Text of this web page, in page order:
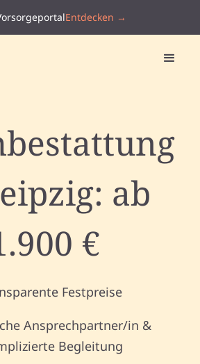
Entdecken →
ab
€
Festpreise
Ansprechpartner/in &
Begleitung